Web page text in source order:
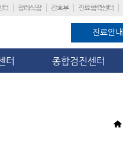
터 장례식장 간호부 진료협력센터
진료안내
터 종합검진센터